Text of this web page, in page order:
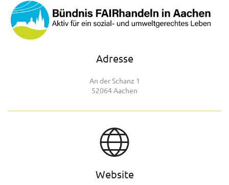
Adresse
An der Schanz 1
52064 Aachen
Website